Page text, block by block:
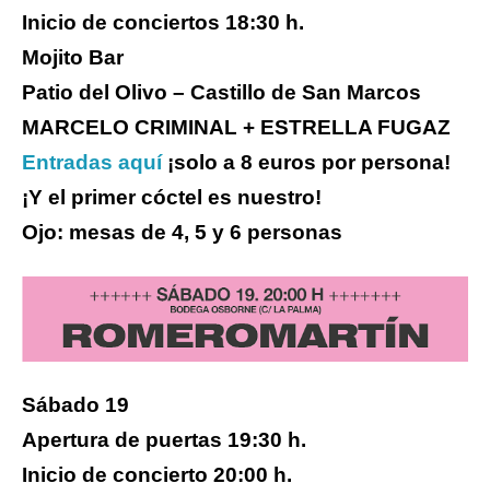
Inicio de conciertos 18:30 h.
Mojito Bar
Patio del Olivo – Castillo de San Marcos
MARCELO CRIMINAL + ESTRELLA FUGAZ
Entradas aquí¡solo a 8 euros por persona!
¡Y el primer cóctel es nuestro!
Ojo: mesas de 4, 5 y 6 personas
Sábado 19
Apertura de puertas 19:30 h.
Inicio de concierto 20:00 h.